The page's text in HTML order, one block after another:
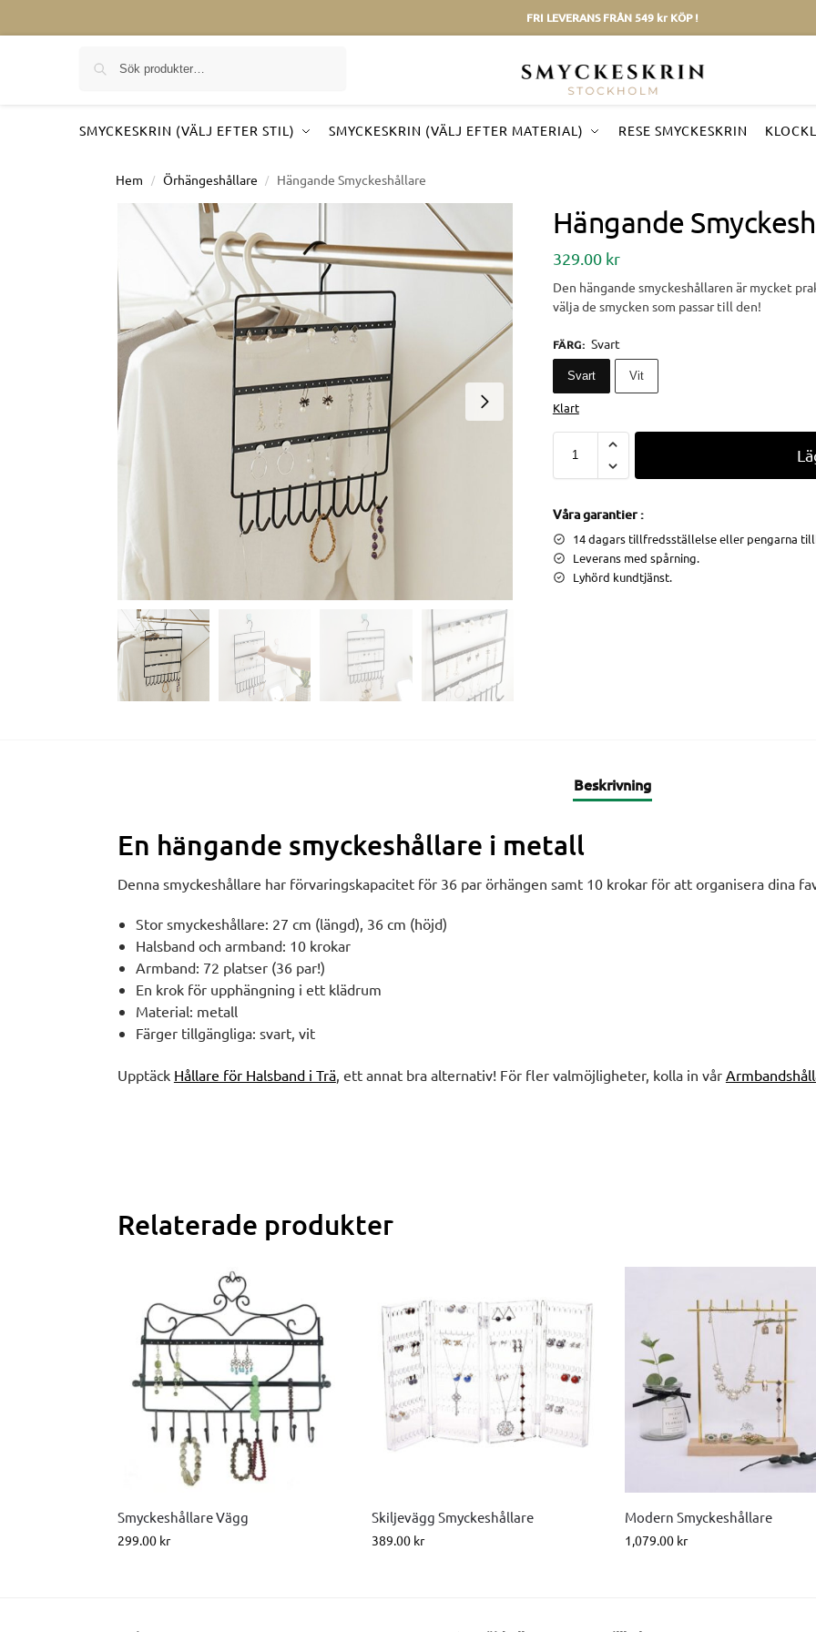
FRI LEVERANS FRÅN 549 kr KÖP !
SMYCKESKRIN (VÄLJ EFTER STIL) SMYCKESKRIN (VÄLJ EFTER MATERIAL) RESE SMYCKESKRIN
Hem / Örhängeshållare / Hängande Smyckeshållare
Hängande
329.00 kr
Den hängande smyckeshållaren är mycket
välja de smycken som passar till den!
FÄRG: Svart
Svart Vit
Klart
Våra garantier :
14 dagars tillfredsställelse eller pengarna
Leverans med spårning.
Lyhörd kundtjänst.
Beskrivning
En hängande smyckeshållare i metall
Denna smyckeshållare har förvaringskapacitet för 36 par örhängen samt 10 krokar för att organisera dina
Stor smyckeshållare: 27 cm (längd), 36 cm (höjd)
Halsband och armband: 10 krokar
Armband: 72 platser (36 par!)
En krok för upphängning i ett klädrum
Material: metall
Färger tillgängliga: svart, vit
Upptäck Hållare för Halsband i Trä, ett annat bra alternativ! För fler valmöjligheter, kolla in vår
Relaterade produkter
Smyckeshållare Vägg
299.00 kr
Skiljevägg Smyckeshållare
389.00 kr
Modern Smyckeshållare
1,079.00 kr